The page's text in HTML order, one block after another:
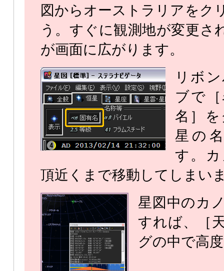
図からオーストラリアをク
う。すぐに観測地が変更さ
が画面に広がります。
リボ
ブで
名］
星の
す。
頂近くまで移動してしまい
星図中のカ
すれば、［
グの中で高